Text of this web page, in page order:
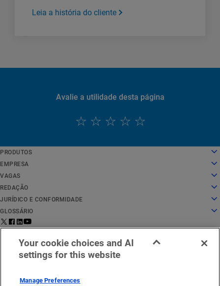
Leia a história do cliente
Avalie a utilidade desta página
PRODUTOS
Computação em nuvem
Segurança
Entrega de conteúdo
Todos os produtos e avaliações
Serviços globais
EMPRESA
Sobre nós
História
Liderança
Prêmios
Conselho administrativo
Infraestrutura para inovação
Relações com investidores
Responsabilidade corporativa
Locais
VAGAS
Vagas
O trabalho na Akamai
Estudantes e recém-formados
Ambiente de trabalho inclusivo
Pesquisar cargos
Blog de cultura
REDAÇÃO
Redação
Comunicados à imprensa
Nas notícias
Recursos de mídia
JURÍDICO E CONFORMIDADE
Jurídico
Conformidade com segurança da informação
Privacy Trust Center
Declaração de privacidade
Configurações de cookies
GLOSSÁRIO
O que é a segurança de APIs?
O que é uma CDN?
O que é computação em nuvem?
O que é cibersegurança?
O que é microssegmentação?
EMEA
serviço
conosco
Português
English
Deutsch
Español
Français
Italiano
Português
中文
日本語Your cookie choices and AI
settings for this website
Manage Preferences